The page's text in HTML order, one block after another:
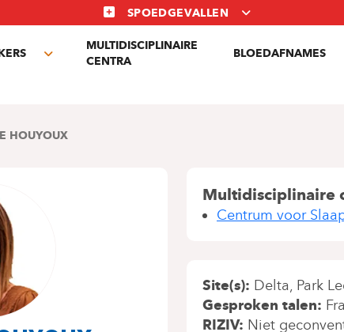
SPOEDGEVALLEN
Toggle
MULTIDISCIPLINAIRE
CENTRA
BLOEDAFNAMES
HOUYOUX
Multidisciplinaire
Centrum voor
Site(s) Delta Park
Gesproken talen
RIZIV Niet